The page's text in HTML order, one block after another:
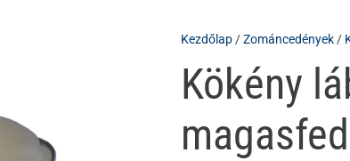
Kezdőlap/Zománcedények/
Kökény